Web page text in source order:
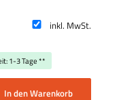
inkl. MwSt.
1-3 Tage **
benutze die Schaltflächen um
In den Warenkorb